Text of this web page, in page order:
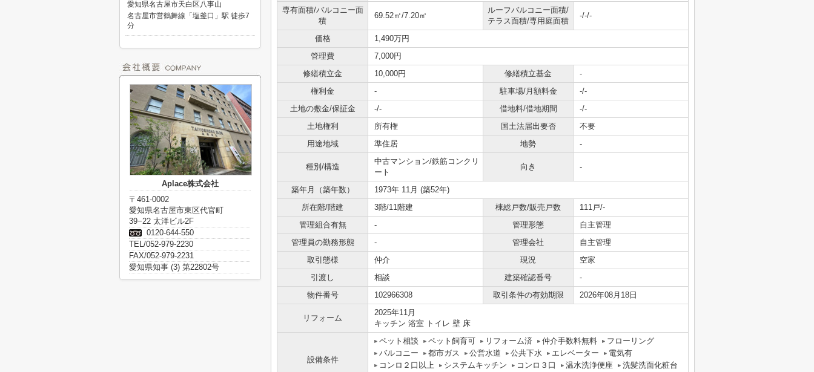
専有面積/バルコニー面
積
69.52㎡/7.20㎡
ルーフバルコニー面積/
テラス面積/専用庭面積
-/-/-
価格
1,490万円
管理費
7,000円
修繕積立金
10,000円 修繕積立基金
-
権利金
- 駐車場/月額料金
-/-
土地の敷金/保証金
-/- 借地料/借地期間
-/-
土地権利
所有権 国土法届出要否
不要
用途地域
準住居 地勢 -
種別/構造
中古マンション/鉄筋コンクリ
ート
向き -
築年月（築年数）
1973年 11月 (築52年)
所在階/階建
3階/11階建 棟総戸数/販売戸数
111戸/-
管理組合有無
- 管理形態
自主管理
管理員の勤務形態
- 管理会社
自主管理
取引態様
仲介 現況
空家
引渡し
相談 建築確認番号
-
物件番号
102966308 取引条件の有効期限 2026年08月18日
リフォーム
2025年11月
キッチン 浴室 トイレ 壁 床
設備条件
ペット相談 ペット飼育可 リフォーム済 仲介手数料無料
フローリング
バルコニー
都市ガス 公営水道 公共下水 エレベーター
電気有
コンロ２口以上
システムキッチン コンロ３口 温水洗浄便座
洗髪洗面化粧台
愛知県名古屋市天白区八事山
名古屋市営鶴舞線「塩釜口」駅 徒歩7
分
Aplace株式会社
〒461-0002
愛知県名古屋市東区代官町
39−22 太洋ビル2F
0120-644-550
TEL/052-979-2230
FAX/052-979-2231
愛知県知事 (3) 第22802号